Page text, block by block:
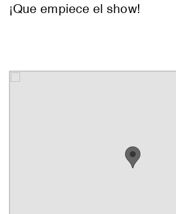
¡Que empiece el show!